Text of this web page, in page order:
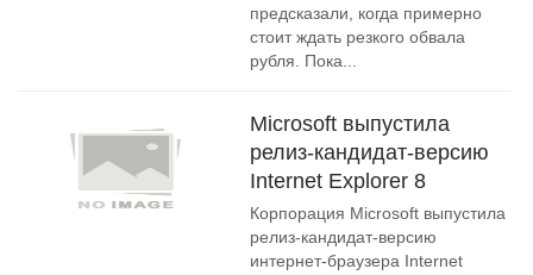
предсказали, когда примерно
стоит ждать резкого обвала
рубля. Пока...
Microsoft выпустила
релиз-кандидат-версию
Internet Explorer 8
Корпорация Microsoft выпустила
релиз-кандидат-версию
интернет-браузера Internet